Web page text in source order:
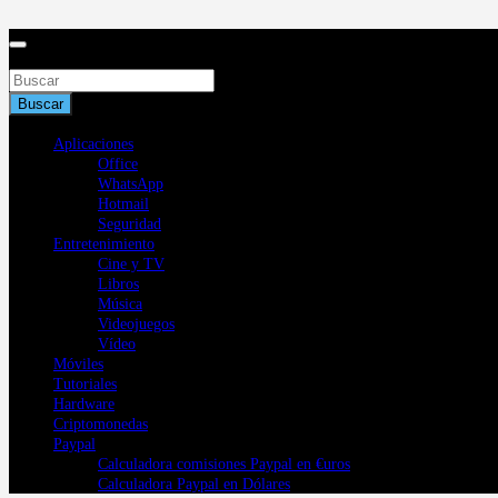
al
Buscar
Aplicaciones
Office
WhatsApp
Hotmail
Seguridad
Entretenimiento
Cine y TV
Libros
Música
Videojuegos
Vídeo
Móviles
Tutoriales
Hardware
Criptomonedas
Paypal
Calculadora comisiones Paypal en €uros
Calculadora Paypal en Dólares